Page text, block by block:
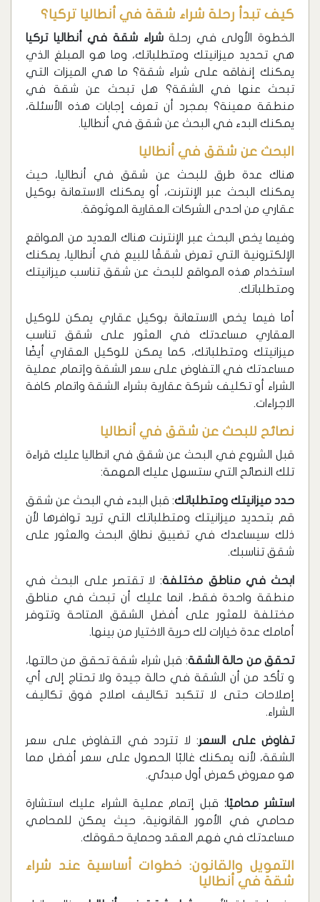
كيف تبدأ رحلة شراء شقة في أنطاليا تركيا؟
الخطوة الأولى في رحلةشراء شقة في أنطاليا تركيا
هي تحديد ميزانيتك ومتطلباتك، وما هو المبلغ الذي
يمكنك إنفاقه على شراء شقة؟ ما هي الميزات التي
تبحث عنها في الشقة؟ هل تبحث عن شقة في
منطقة معينة؟ بمجرد أن تعرف إجابات هذه الأسئلة،
يمكنك البدء في البحث عن شقق في أنطاليا.
البحث عن شقق في أنطاليا
هناك عدة طرق للبحث عن شقق في أنطاليا، حيث
يمكنك البحث عبر الإنترنت، أو يمكنك الاستعانة بوكيل
عقاري من احدى الشركات العقارية الموثوقة.
وفيما يخص البحث عبر الإنترنت هناك العديد من المواقع
الإلكترونية التي تعرض شققًا للبيع في أنطاليا، يمكنك
استخدام هذه المواقع للبحث عن شقق تناسب ميزانيتك
ومتطلباتك.
أما فيما يخص الاستعانة بوكيل عقاري يمكن للوكيل
العقاري مساعدتك في العثور على شقق تناسب
ميزانيتك ومتطلباتك، كما يمكن للوكيل العقاري أيضًا
مساعدتك في التفاوض على سعر الشقة وإتمام عملية
الشراء أو تكليف شركة عقارية بشراء الشقة واتمام كافة
الاجراءات.
نصائح للبحث عن شقق في أنطاليا
قبل الشروع في البحث عن شقق في انطاليا عليك قراءة
تلك النصائح التي ستسهل عليك المهمة:
حدد ميزانيتك ومتطلباتك: قبل البدء في البحث عن شقق
قم بتحديد ميزانيتك ومتطلباتك التي تريد توافرها لأن
ذلك سيساعدك في تضييق نطاق البحث والعثور على
شقق تناسبك.
ابحث في مناطق مختلفة: لا تقتصر على البحث في
منطقة واحدة فقط، انما عليك أن تبحث في مناطق
مختلفة للعثور على أفضل الشقق المتاحة وتتوفر
أمامك عدة خيارات لك حرية الاختيار من بينها.
تحقق من حالة الشقة: قبل شراء شقة تحقق من حالتها،
و تأكد من أن الشقة في حالة جيدة ولا تحتاج إلى أي
إصلاحات حتى لا تتكبد تكاليف اصلاح فوق تكاليف
الشراء.
تفاوض على السعر: لا تتردد في التفاوض على سعر
الشقة، لأنه يمكنك غالبًا الحصول على سعر أفضل مما
هو معروض كعرض أول مبدئي.
استشر محاميًا:قبل إتمام عملية الشراء عليك استشارة
محامي في الأمور القانونية، حيث يمكن للمحامي
مساعدتك في فهم العقد وحماية حقوقك.
التمويل والقانون: خطوات أساسية عند شراء
شقة في أنطاليا